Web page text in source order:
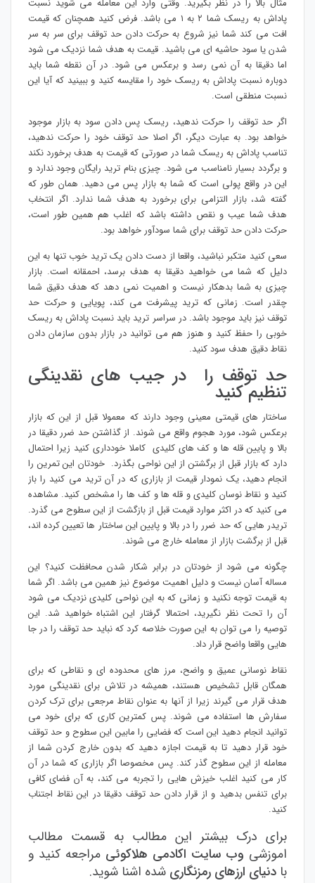
مثال بالا را در نظر بگیرید. وقتی وارد این معامله می شوید نسبت
پاداش به ریسک شما ۲ به ۱ می باشد. فرض کنید همچنان که قیمت
افت می کند شما نیز شروع به حرکت دادن حد توقف برای سر به سر
شدن یا سود حاشیه ای می باشید. قیمت به هدف شما نزدیک می شود
اما دقیقا به آن نمی رسد و برعکس می شود. در آن نقطه شما باید
دوباره نسبت پاداش به ریسک خود را مقایسه کنید و ببینید که آیا این
نسبت منطقی است.
اگر حد توقف را حرکت ندهید، ریسک پس دادن سود به بازار موجود
خواهد بود. به عبارت دیگر، اگر اصلا حد توقف خود را حرکت ندهید،
تناسب پاداش به ریسک شما در صورتی که قیمت به هدف برخورد نکند
و برگردد بسیار نامناسب می شود. چیزی بنام ترید رایگان وجود ندارد و
این در واقع پولی است که شما به بازار پس می دهید. همان طور که
گفته شد، بازار التزامی برای برخورد به هدف شما ندارد. اگر انتخاب
هدف شما عیب و نقص داشته باشد که اغلب هم همین طور است،
حرکت دادن حد توقف برای شما سودآور خواهد بود.
سعی کنید متکبر نباشید، واقعا از دست دادن یک ترید خوب تنها به این
دلیل که شما می خواهید دقیقا به هدف برسد، احمقانه است. بازار
چیزی به شما بدهکار نیست و اهمیت نمی دهد که هدف دقیق شما
چقدر است. زمانی که ترید پیشرفت می کند، پویایی و حرکت حد
توقف نیز باید موجود باشد. در سراسر ترید باید نسبت پاداش به ریسک
خوبی را حفظ کنید و هنوز هم می توانید در بازار بدون سازمان دادن
نقاط دقیق هدف سود کنید.
حد توقف را در جیب های نقدینگی
تنظیم کنید
ساختار های قیمتی معینی وجود دارند که معمولا قبل از این که بازار
برعکس شود، مورد هجوم واقع می شوند. از گذاشتن حد ضرر دقیقا در
بالا و پایین قله ها و کف های کلیدی کاملا خودداری کنید زیرا احتمال
دارد که بازار قبل از برگشتن از این نواحی بگذرد. خودتان این تمرین را
انجام دهید، یک نمودار قیمت از بازاری که در آن ترید می کنید را باز
کنید و نقاط نوسان کلیدی و قله ها و کف ها را مشخص کنید. مشاهده
می کنید که در اکثر موارد قیمت قبل از بازگشت از این سطوح می گذرد.
تریدر هایی که حد ضرر را در بالا و پایین این ساختار ها تعیین کرده اند،
قبل از برگشت بازار از معامله خارج می شوند.
چگونه می شود از خودتان در برابر شکار شدن محافظت کنید؟ این
مساله آسان نیست و دلیل اهمیت موضوع نیز همین می باشد. اگر شما
به قیمت توجه نکنید و زمانی که به این نواحی کلیدی نزدیک می شود
آن را تحت نظر نگیرید، احتمالا گرفتار این اشتباه خواهید شد. این
توصیه را می توان به این صورت خلاصه کرد که نباید حد توقف را در جا
هایی واقعا واضح قرار داد.
نقاط نوسانی عمیق و واضح، مرز های محدوده ای و نقاطی که برای
همگان قابل تشخیص هستند، همیشه در تلاش برای نقدینگی مورد
هدف قرار می گیرند زیرا از آنها به عنوان نقاط مرجعی برای ترک کردن
سفارش ها استفاده می شوند. پس کمترین کاری که برای خود می
توانید انجام دهید این است که فضایی را مابین این سطوح و حد توقف
خود قرار دهید تا به قیمت اجازه دهید که بدون خارج کردن شما از
معامله از این سطوح گذر کند. پس مخصوصا اگر بازاری که شما در آن
کار می کنید اغلب خیزش هایی را تجربه می کند، به آن فضای کافی
برای تنفس بدهید و از قرار دادن حد توقف دقیقا در این نقاط اجتناب
کنید.
برای درک بیشتر این مطالب به قسمت مطالب
اموزشی وب سایت اکادمی هلاکوئی مراجعه کنید و
با دنیای ارزهای رمزنگاری شده اشنا شوید.